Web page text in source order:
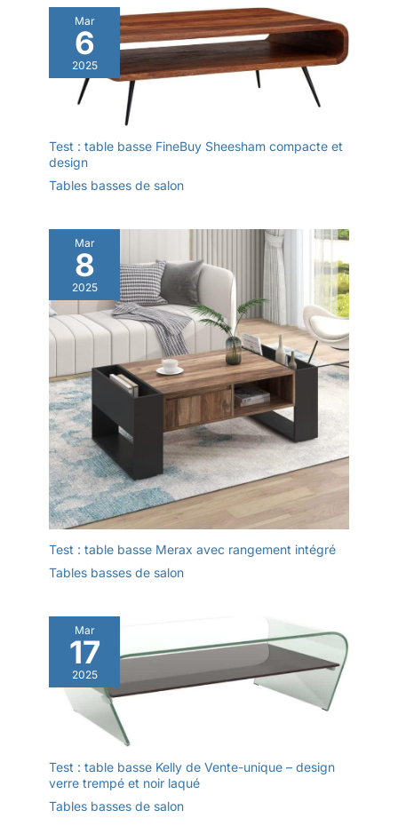
aux taches et se nettoie facilement d'un simple coup de
chiffon, pour un salon soigné avec un minimum d'effort.
Mar
6
2025
Test : table basse FineBuy Sheesham compacte et
design
Tables basses de salon
Mar
8
2025
Test : table basse Merax avec rangement intégré
Tables basses de salon
Mar
17
2025
Test : table basse Kelly de Vente-unique – design
verre trempé et noir laqué
Tables basses de salon